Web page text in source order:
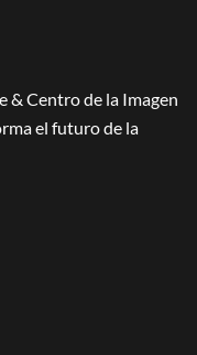
& Centro de la Imagen
el futuro de la